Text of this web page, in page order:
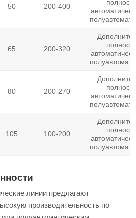
50 200-400
65 200-320
80 200-270
105 100-200
линии предлагают
производительность по